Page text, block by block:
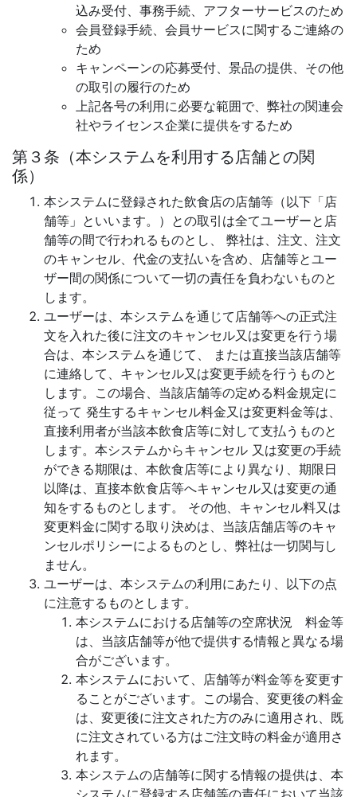
込み受付、事務手続、アフターサービスのため
会員登録手続、会員サービスに関するご連絡の
ため
キャンペーンの応募受付、景品の提供、その他
の取引の履行のため
上記各号の利用に必要な範囲で、弊社の関連会
社やライセンス企業に提供をするため
第３条（本システムを利用する店舗との関
係）
本システムに登録された飲食店の店舗等（以下「店
舗等」といいます。）との取引は全てユーザーと店
舗等の間で行われるものとし、 弊社は、注文、注文
のキャンセル、代金の支払いを含め、店舗等とユー
ザー間の関係について一切の責任を負わないものと
します。
ユーザーは、本システムを通じて店舗等への正式注
文を入れた後に注文のキャンセル又は変更を行う場
合は、本システムを通じて、 または直接当該店舗等
に連絡して、キャンセル又は変更手続を行うものと
します。この場合、当該店舗等の定める料金規定に
従って 発生するキャンセル料金又は変更料金等は、
直接利用者が当該本飲食店等に対して支払うものと
します。本システムからキャンセル 又は変更の手続
ができる期限は、本飲食店等により異なり、期限日
以降は、直接本飲食店等へキャンセル又は変更の通
知をするものとします。 その他、キャンセル料又は
変更料金に関する取り決めは、当該店舗店等のキャ
ンセルポリシーによるものとし、弊社は一切関与し
ません。
ユーザーは、本システムの利用にあたり、以下の点
に注意するものとします。
本システムにおける店舗等の空席状況 料金等
は、当該店舗等が他で提供する情報と異なる場
合がございます。
本システムにおいて、店舗等が料金等を変更す
ることがございます。この場合、変更後の料金
は、変更後に注文された方のみに適用され、既
に注文されている方はご注文時の料金が適用さ
れます。
本システムの店舗等に関する情報の提供は、本
システムに登録する店舗等の責任において当該